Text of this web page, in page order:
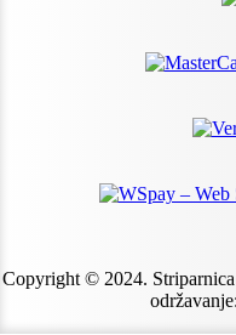
Copyright © 2024.
održavanje: